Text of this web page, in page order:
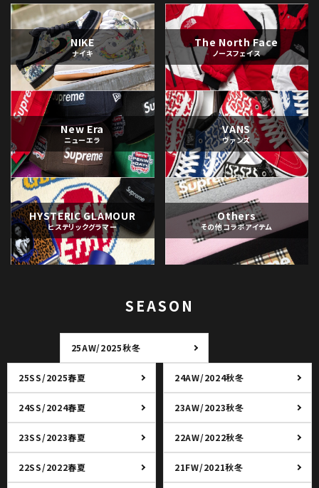
NIKE
ナイキ
The North Face
ノースフェイス
New Era
ニューエラ
VANS
ヴァンズ
HYSTERIC GLAMOUR
ヒステリックグラマー
Others
その他コラボアイテム
SEASON
25AW/2025秋冬
25SS/2025春夏 24AW/2024秋冬
24SS/2024春夏 23AW/2023秋冬
23SS/2023春夏 22AW/2022秋冬
22SS/2022春夏 21FW/2021秋冬